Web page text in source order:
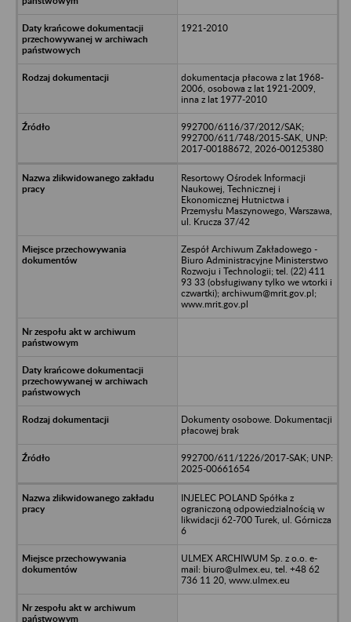
1921-2010
dokumentacja płacowa z lat 1968-
2006, osobowa z lat 1921-2009,
inna z lat 1977-2010
992700/6116/37/2012/SAK;
992700/611/748/2015-SAK, UNP:
2017-00188672, 2026-00125380
Resortowy Ośrodek Informacji
Naukowej, Technicznej i
Ekonomicznej Hutnictwa i
Przemysłu Maszynowego, Warszawa,
ul. Krucza 37/42
Zespół Archiwum Zakładowego -
Biuro Administracyjne Ministerstwo
Rozwoju i Technologii; tel. (22) 411
93 33 (obsługiwany tylko we wtorki i
czwartki); archiwum@mrit.gov.pl;
www.mrit.gov.pl
Dokumenty osobowe. Dokumentacji
płacowej brak
992700/611/1226/2017-SAK; UNP:
2025-00661654
INJELEC POLAND Spółka z
ograniczoną odpowiedzialnością w
likwidacji 62-700 Turek, ul. Górnicza
6
ULMEX ARCHIWUM Sp. z o.o. e-
mail: biuro@ulmex.eu, tel. +48 62
736 11 20, www.ulmex.eu